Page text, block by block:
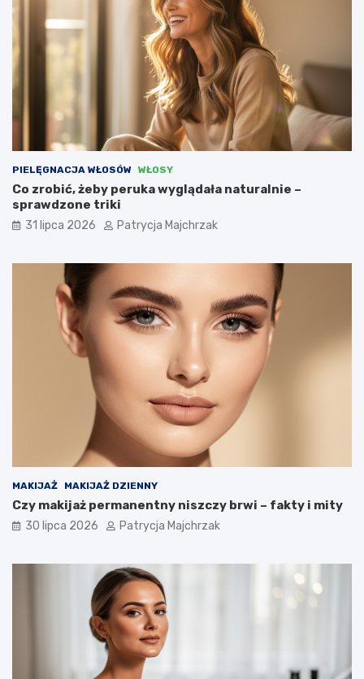
PIELĘGNACJA WŁOSÓW WŁOSY
Co zrobić, żeby peruka wyglądała naturalnie –
sprawdzone triki
31 lipca 2026 Patrycja Majchrzak
MAKIJAŻ MAKIJAŻ DZIENNY
Czy makijaż permanentny niszczy brwi – fakty i mity
30 lipca 2026 Patrycja Majchrzak